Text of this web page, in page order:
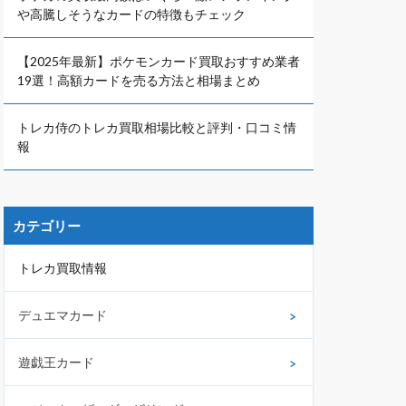
や高騰しそうなカードの特徴もチェック
【2025年最新】ポケモンカード買取おすすめ業者
19選！高額カードを売る方法と相場まとめ
トレカ侍のトレカ買取相場比較と評判・口コミ情
報
カテゴリー
トレカ買取情報
デュエマカード
遊戯王カード